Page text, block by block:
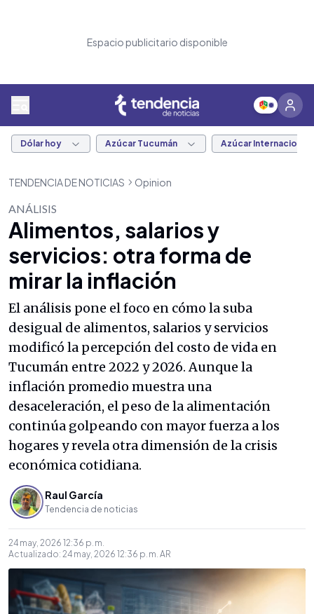
Espacio publicitario disponible
Dólar hoy Azúcar Tucumán Azúcar Internacional
TENDENCIA DE NOTICIAS Opinion
ANÁLISIS
Alimentos, salarios y
servicios: otra forma de
mirar la inflación
El análisis pone el foco en cómo la suba
desigual de alimentos, salarios y servicios
modificó la percepción del costo de vida en
Tucumán entre 2022 y 2026. Aunque la
inflación promedio muestra una
desaceleración, el peso de la alimentación
continúa golpeando con mayor fuerza a los
hogares y revela otra dimensión de la crisis
económica cotidiana.
Raul García
Tendencia de noticias
24 may, 2026 12:36 p. m.
Actualizado: 24 may, 2026 12:36 p. m. AR